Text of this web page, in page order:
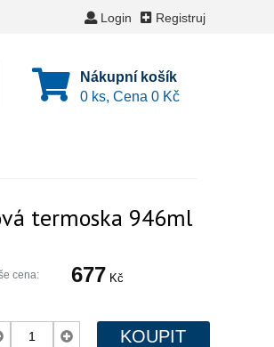
Login Registruj
Nákupní košík
0 ks, Cena 0 Kč
termoska 946ml
cena: 677 Kč
KOUPIT